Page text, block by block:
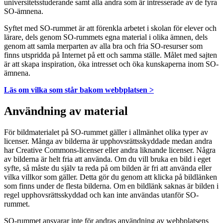
universitetsstuderande samt alla andra som är intresserade av de fyra
SO-ämnena.
Syftet med SO-rummet är att förenkla arbetet i skolan för elever och
lärare, dels genom SO-rummets egna material i olika ämnen, dels
genom att samla merparten av alla bra och fria SO-resurser som
finns utspridda på Internet på ett och samma ställe. Målet med sajten
är att skapa inspiration, öka intresset och öka kunskaperna inom SO-
ämnena.
Läs om vilka som står bakom webbplatsen >
Användning av material
För bildmaterialet på SO-rummet gäller i allmänhet olika typer av
licenser. Många av bilderna är upphovsrättsskyddade medan andra
har Creative Commons-licenser eller andra liknande licenser. Några
av bilderna är helt fria att använda. Om du vill bruka en bild i eget
syfte, så måste du själv ta reda på om bilden är fri att använda eller
vilka villkor som gäller. Detta gör du genom att klicka på bildlänken
som finns under de flesta bilderna. Om en bildlänk saknas är bilden i
regel upphovsrättsskyddad och kan inte användas utanför SO-
rummet.
SO-rummet ansvarar inte för andras användning av webbplatsens